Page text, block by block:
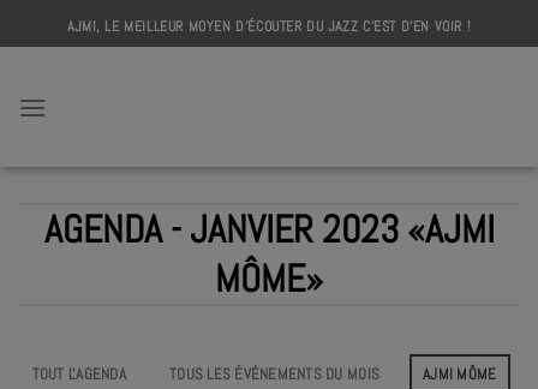
to
AJMI, LE MEILLEUR MOYEN D'ÉCOUTER DU JAZZ C'EST D'EN VOIR !
AGENDA - JANVIER 2023 «AJMI
MÔME»
TOUT L'AGENDA TOUS LES ÉVÉNEMENTS DU MOIS
AJMI MÔME